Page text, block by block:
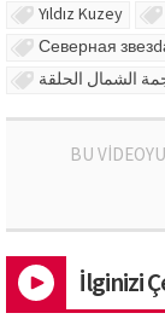
Yıldız Kuzey
Северная
الشمال الحلقة
BU
İlginizi